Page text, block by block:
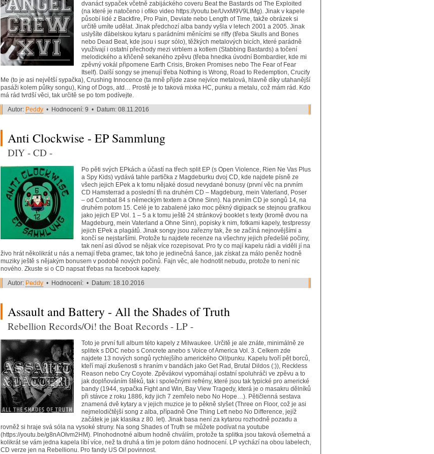
dvanáct sypaček včetně zabijáckého coveru Beat the Bastards od The Exploited
(na které je natočeno i ofiko video https://youtu.be/UvxM9V9LtMg). Jinak v kapele
působí lidé z Backfire, Pro Pain, Deviate nebo Length of Time, takže obrázek si
určitě umíte udělat. Jinak předchozí alba bandy vyšla v letech 2001 a 2005. Jinak
uslyšíte ďábelskou kytaru s parádními měnícími se riffy (třeba Skulls and Bones
nebo Dead Beat, kde jsou i supr sólo), těžkých metalových bicích, které parádně
využívají i ostatní přechody mezi virblem a kotlem (Stabbing Bastards) a točení
melodického a křičeně sekaného zpěvu (třeba hnedka úvodní Bombardier, kde mi
zpěvný vokál připomene Earth Crisis, Broken Promises nebo The Fear of Fear
Itself). Další songy se jmenují třeba Nothing is Wrong, Road to Redemption, Crucify
Me (to je asi největší sypačka), Crushing Innocence (ta mně přijde zase nejvíce metalová, hlavně díky utahanější
pasáži kolem půlky songu), King of Dogs, atd… Prostě je to taková mixka HC, punku a metalu, což mám rád. Kdo
má rád tvrdší věci, tak určitě se po tom podívejte.
Autor: Peddy • Hodnocení: 9 • Datum: 08.11.2016
Anti Clockwise - EP Sammlung
DIY - CD -
Po pěti svých EPkách a účastí na třech split EP (s Open Violence, Rien Ne Vas Plus
a Spy Kids) vydává tahle partička z Magdeburku dvoj CD, kde najdete písně ze
všech jejich EPek a k tomu nějaké dosud nevydané bonusy (první věc na prvním
CD Hamsterrad a poslední tři na druhém CD – Magdeburg, mein Vaterland, Poser
– od Combat 84 s německým textem a Ohne Sinn). Na prvním CD je songů 14, na
druhém potom 15. Celé je to zabalené jako moc pěkný digipack se stejnou grafikou
jako jejich EP Vol. 1 – 5 a k tomu ještě 24 stránkový booklet s texty (kromě dvou na
Magdeburg, mein Vaterland a Ohne Sinn), popisky k nim, fotkami kapely, testpressy
jejich EPek a plagátů. Jinak songy jsou zařezny tak, že se začíná nejnovějšími a
končí se nejstaršími. Protože tu najdete recenze na všechny jejich předešlé počiny,
tak není asi důvod se nějak více rozepisovat. Pro ty co mají kapelu rádi a viděli jí na
živo hrát několikrát u nás a nemají třeba gramec, tak toho je jedinečná šance, jak získat za málo peněz hodně
muziky ještě s nějakým bonusem v podobě nových počinů. Fajn věc, ale hodnotit nebudu, protože to není nic
nového. Zkuste si o CD napsat třebas na facebook kapely.
Autor: Peddy • Hodnocení: • Datum: 18.10.2016
Assault and Battery - All the Shades of Truth
Rebellion Records/Oi! the Boat Records - LP -
Toto je první full album této kapely z Milwaukee. Určitě je ale znáte, minimálně ze
splitek s DDC nebo s Concrete anebo s Voice of America Vol. 3. Celkem zde
najdete 13 nových songů rychlejšího amerického Oi!/punku. Kapelu tvoří pět borců,
kteří mají zkušenosti s hraním v bandách jako Get Rad, Brutal Dildos (:)), Reckless
Reason nebo Cry Coyote. Zpěvákovi vypomáhají ostatní spoluhráči ve zpěvu a to
jak doplňováním štěků, tak i společnými refrény, které jsou tak typické pro americké
bandy (1944, sypačka Fight and Win, Bay View Tragedy, která je o masakru dělníků
při stávce z roku 1886, kdy jich 7 zemřelo nebo No Hope…). Pětičlenná sestava
znamená dvě kytary a v jejich muzice je to pěkně slyšet (Three on Floor, což je asi
nejmelodičtější song z alba, případně One Thing Left nebo No Difference, jejíž
začátek je jak klasika z 80. let). Jinak basa není za kytarou rozhodně pozadu a
rovněž si hraje svá sóla na vysoké struny. Na song Shades of Truth se můžete podívat na youtube
(https://youtu.be/g8nAOIvm2HM). Plnohodnotné album hodně chválím, protože ta splitka jsou taková ošemetná a
kolikrát se vám jedna kapela líbí více, než ta druhá a tím je potom dáno hodnocení. LP vychází na obou labelech,
CD verze jen na Rebellionu. Pro fandy US Oi! povinnost.